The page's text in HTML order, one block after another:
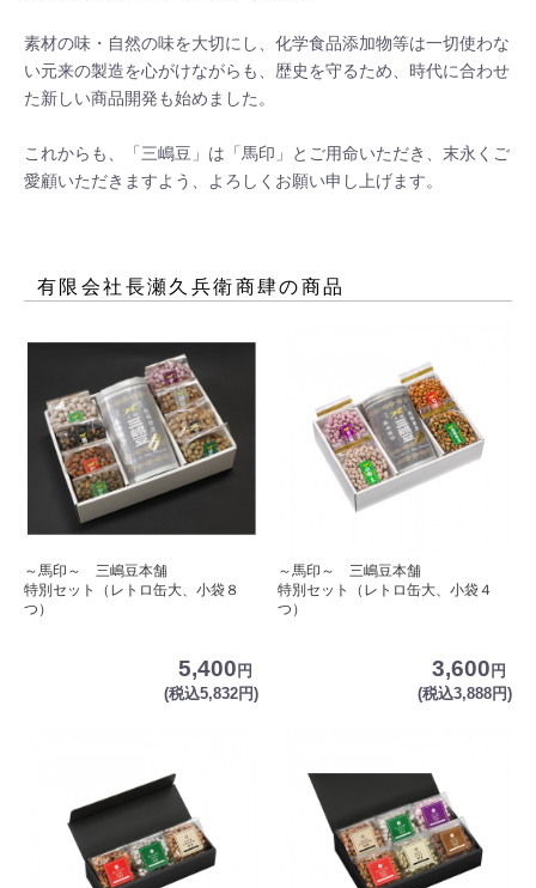
素材の味・自然の味を大切にし、化学食品添加物等は一切使わな
い元来の製造を心がけながらも、歴史を守るため、時代に合わせ
た新しい商品開発も始めました。
これからも、「三嶋豆」は「馬印」とご用命いただき、末永くご
愛顧いただきますよう、よろしくお願い申し上げます。
有限会社長瀬久兵衛商肆の商品
～馬印～ 三嶋豆本舗
特別セット（レトロ缶大、小袋８
つ）
5,400円
(税込5,832円)
～馬印～ 三嶋豆本舗
特別セット（レトロ缶大、小袋４
つ）
3,600円
(税込3,888円)